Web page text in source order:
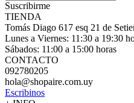
Suscribirme
TIENDA
Tomás Diago 617 esq 21 de
Lunes a Viernes: 11:30 a 19:30
Sábados: 11:00 a 15:00 horas
CONTACTO
092780205
hola@shopaire.com.uy
Escribinos